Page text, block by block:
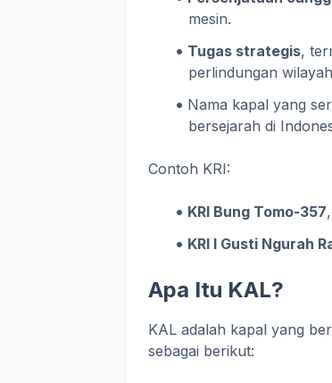
mesin.
Tugas strategis,
perlindungan
Nama kapal yang
bersejarah di
Contoh KRI:
KRI Bung Tomo-357
KRI I Gusti Ngurah
Apa Itu KAL?
KAL adalah kapal yang
sebagai berikut: